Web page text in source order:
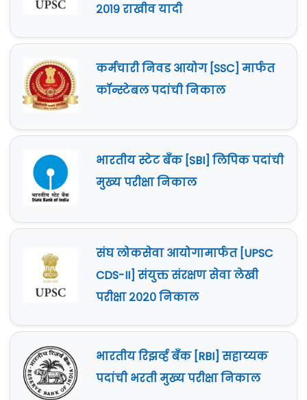
२०१९ राखीव यादी
कर्मचारी निवड आयोग [SSC] मार्फत
कॉन्स्टेबल पदांची निकाल
भारतीय स्टेट बँक [SBI] लिपिक पदांची
मुख्य परीक्षा निकाल
संघ लोकसेवा आयोगामार्फत [UPSC
CDS-II] संयुक्त संरक्षण सेवा लेखी
परीक्षा २०२० निकाल
भारतीय रिझर्व्ह बँक [RBI] सहाय्यक
पदांची भरती मुख्य परीक्षा निकाल